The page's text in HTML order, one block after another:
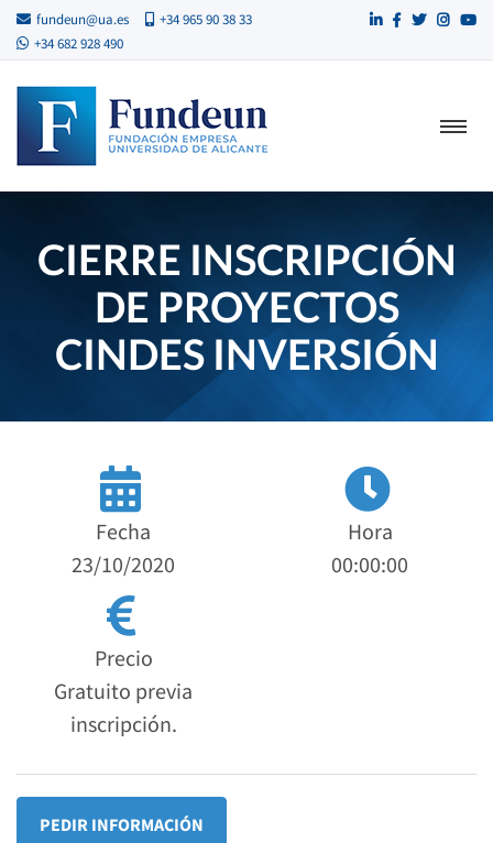
fundeun@ua.es
+34 965 90 38 33
+34 682 928 490
CIERRE INSCRIPCIÓN
DE PROYECTOS
CINDES INVERSIÓN
Fecha
23/10/2020
Hora
00:00:00
Precio
Gratuito previa
inscripción.
PEDIR INFORMACIÓN